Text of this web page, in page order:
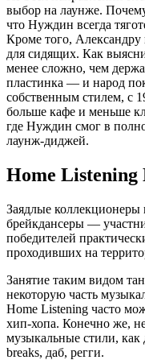
выбор на лаунже.
что Нуждин всегда
Кроме того, Александру
для сидящих. Как
менее сложно, чем
пластинка — и народ
собственным стилем, с
больше кафе и меньше
где Нуждин смог в
лаунж-диджей.
Home Listening
Заядлые
брейкдансеры —
победителей
проходивших на
Занятие таким видом
некоторую часть
Home Listening часто
хип-хопа. Конечно же,
музыкальные стили, как
breaks, даб, регги.